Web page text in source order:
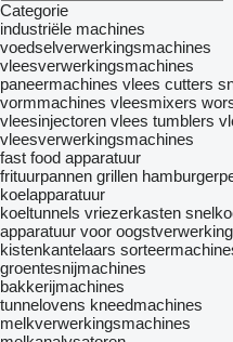
Categorie
industriële machines
voedselverwerkingsmachines
vleesverwerkingsmachines
paneermachines vlees cutters
vormmachines vleesmixers
vleesinjectoren vlees tumblers
vleesverwerkingsmachines
fast food apparatuur
frituurpannen grillen
koelapparatuur
koeltunnels vriezerkasten
apparatuur voor oogstverwerking
kistenkantelaars
groentesnijmachines
bakkerijmachines
tunnelovens kneedmachines
melkverwerkingsmachines